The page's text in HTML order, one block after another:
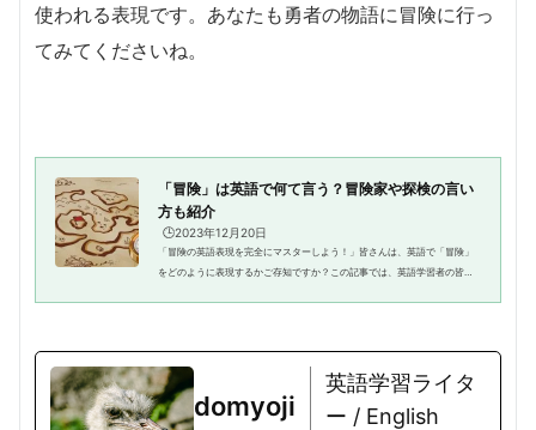
使われる表現です。あなたも勇者の物語に冒険に行っ
てみてくださいね。
「冒険」は英語で何て言う？冒険家や探検の言い
方も紹介
🕒️2023年12月20日
「冒険の英語表現を完全にマスターしよう！」皆さんは、英語で「冒険」
をどのように表現するかご存知ですか？この記事では、英語学習者の皆さ
domyoji
英語学習ライタ
ー / English